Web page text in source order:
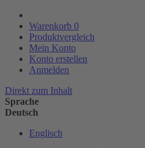
Warenkorb 0
Produktvergleich
Mein Konto
Konto erstellen
Anmelden
Direkt zum Inhalt
Sprache
Deutsch
Englisch